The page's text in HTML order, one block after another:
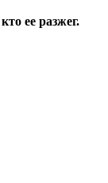
ее разжег.